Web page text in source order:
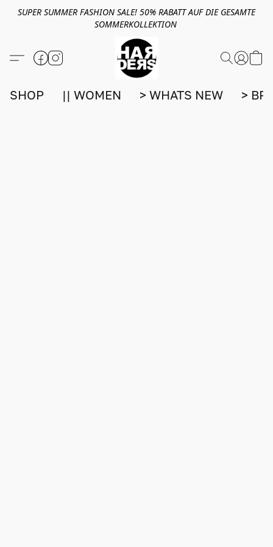
SUPER SUMMER FASHION SALE! 50% RABATT AUF DIE GESAMTE
SOMMERKOLLEKTION
SHOP || WOMEN > WHATS NEW >